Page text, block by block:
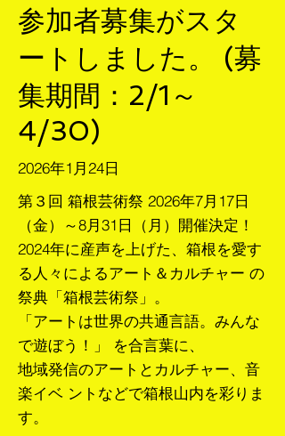
参加者募集がスタ
ートしました。 (募
集期間：2/1～
4/30)
2026年1月24日
第３回 箱根芸術祭 2026年7月17日
（金）～8月31日（月）開催決定！
2024年に産声を上げた、箱根を愛す
る人々によるアート＆カルチャー の
祭典「箱根芸術祭」。
「アートは世界の共通言語。みんな
で遊ぼう！」 を合言葉に、
地域発信のアートとカルチャー、音
楽イベ ントなどで箱根山内を彩りま
す。